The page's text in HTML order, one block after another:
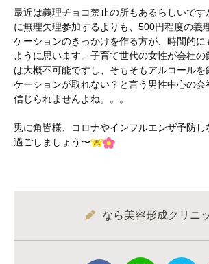
最近は義理チョコ禁止の所もあるらしいで
に無理矢理参加するよりも、500円程度の義
ケーションのきっかけを作る方が、時間的
ように思います。子育て世代の女性が会社
は大概不可能ですし、そもそもアルコールを
ケーションが取れない？と言う男性中心の会
信じられませんよね。。。
兎に角皆様、コロナやインフルエンザ予防し
過ごしましょう〜
なら美容形成クリニ